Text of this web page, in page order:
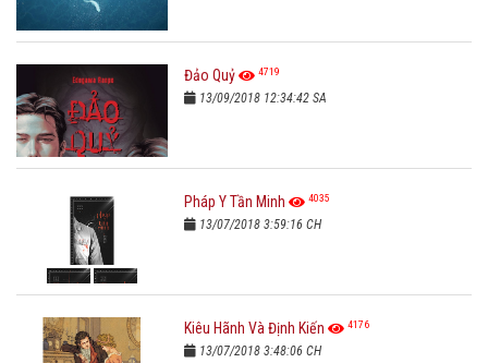
Đảo Quỷ 4719
13/09/2018 12:34:42 SA
Pháp Y Tần Minh 4035
13/07/2018 3:59:16 CH
Kiêu Hãnh Và Định Kiến 4176
13/07/2018 3:48:06 CH